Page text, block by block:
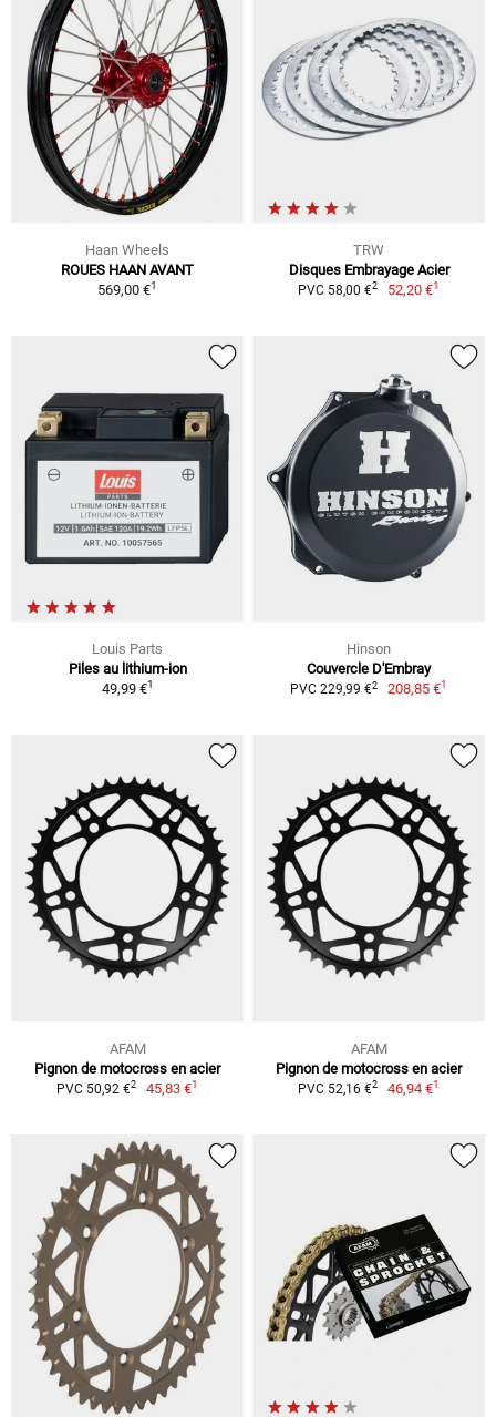
Haan Wheels
ROUES HAAN AVANT
569,00 €1
TRW
Disques Embrayage Acier
PVC 58,00 €2 52,20 €1
Louis Parts
Piles au lithium-ion
49,99 €1
Hinson
Couvercle D'Embray
PVC 229,99 €2 208,85 €1
AFAM
Pignon de motocross en acier
PVC 50,92 €2 45,83 €1
AFAM
Pignon de motocross en acier
PVC 52,16 €2 46,94 €1